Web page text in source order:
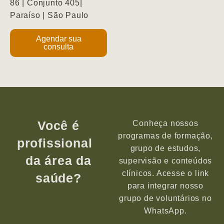
86 | Conjunto 405|
Paraíso | São Paulo
Agendar sua
consulta
Você é
profissional
da área da
saúde?
Conheça nossos
programas de formação,
grupo de estudos,
supervisão e conteúdos
clínicos. Acesse o link
para integrar nosso
grupo de voluntários no
WhatsApp.